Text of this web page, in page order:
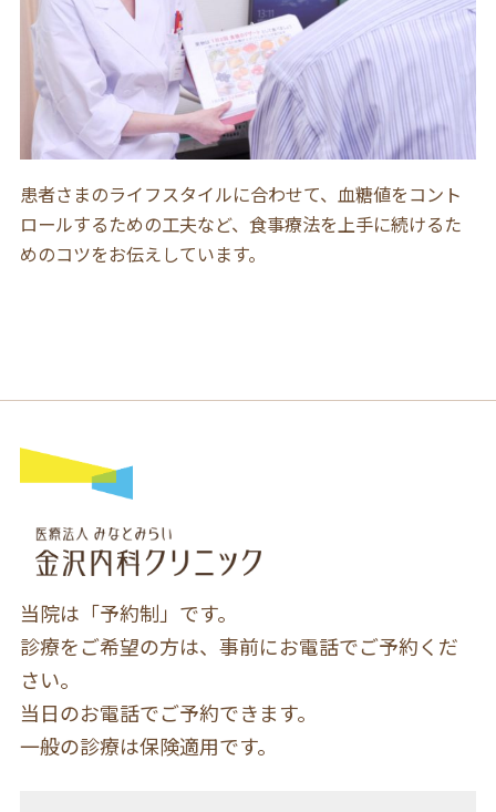
患者さまのライフスタイルに合わせて、血糖値をコント
ロールするための工夫など、食事療法を上手に続けるた
めのコツをお伝えしています。
当院は「予約制」です。
診療をご希望の方は、事前にお電話でご予約くだ
さい。
当日のお電話でご予約できます。
一般の診療は保険適用です。